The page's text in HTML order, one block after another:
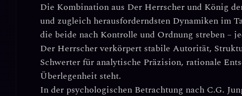
Die Kombination aus Der Herrscherund König
und zugleich herausforderndsten Dynamiken im
die beide nach Kontrolle und Ordnung streben –
Der Herrscher verkörpert stabile Autorität,
Schwerter für analytische Präzision, rationale
Überlegenheit steht.
In der psychologischen Betrachtung nach C.G.